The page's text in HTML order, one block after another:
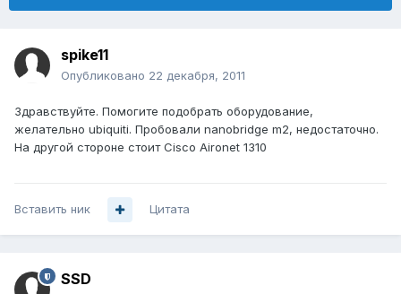
spike11
Опубликовано 22 декабря, 2011
Здравствуйте. Помогите подобрать оборудование,
желательно ubiquiti. Пробовали nanobridge m2, недостаточно.
На другой стороне стоит Cisco Aironet 1310
Вставить ник Цитата
SSD